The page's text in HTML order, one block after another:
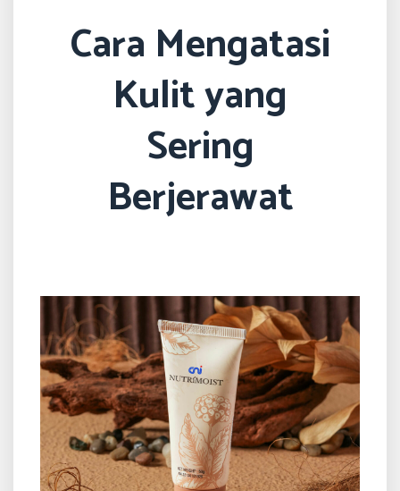
Cara Mengatasi
Kulit yang
Sering
Berjerawat